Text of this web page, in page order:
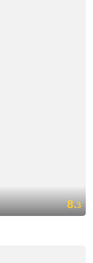
8.3